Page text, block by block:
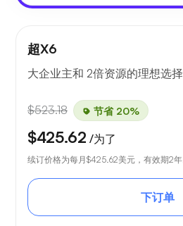
超X6
大企业主和 2倍资源的理想选择
$523.18 节省 20%
$425.62 /为了
续订价格为每月$425.62美元，有效期2年
下订单